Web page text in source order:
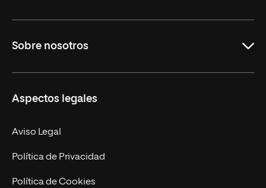
Másteres Oficiales
Doctorados
Experto Universitario
Postgrados
Cursos Universitarios
Sobre nosotros
Facultades
Nuestro Equipo
Trabaja en UNIR
Actualidad
Aspectos legales
Aviso Legal
Política de Privacidad
Política de Cookies